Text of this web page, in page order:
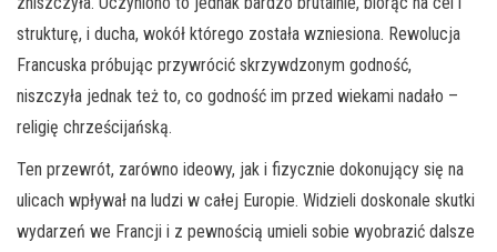
strukturę, i ducha, wokół którego została wzniesiona. Rewolucja
Francuska próbując przywrócić skrzywdzonym godność,
niszczyła jednak też to, co godność im przed wiekami nadało –
religię chrześcijańską.
Ten przewrót, zarówno ideowy, jak i fizycznie dokonujący się na
ulicach wpływał na ludzi w całej Europie. Widzieli doskonale skutki
wydarzeń we Francji i z pewnością umieli sobie wyobrazić dalsze